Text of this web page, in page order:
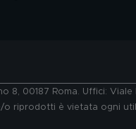
8, 00187 Roma. Uffici:
riprodotti è vietata ogni